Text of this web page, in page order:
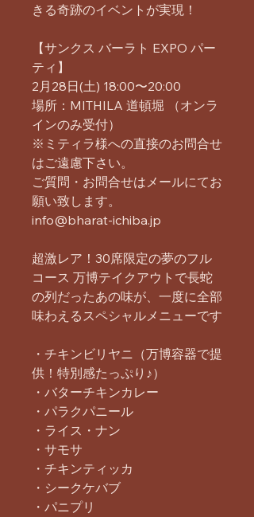
きる奇跡のイベントが実現！
【サンクス バーラト EXPO パー
ティ】
2月28日(土) 18:00〜20:00
場所：MITHILA 道頓堀 （オンラ
インのみ受付）
※ミティラ様への直接のお問合せ
はご遠慮下さい。
ご質問・お問合せはメールにてお
願い致します。
info@bharat-ichiba.jp
超激レア！30席限定の夢のフル
コース 万博テイクアウトで長蛇
の列だったあの味が、一度に全部
味わえるスペシャルメニューです
・チキンビリヤニ（万博容器で提
供！特別感たっぷり♪）
・バターチキンカレー
・パラクパニール
・ライス・ナン
・サモサ
・チキンティッカ
・シークケバブ
・パニプリ